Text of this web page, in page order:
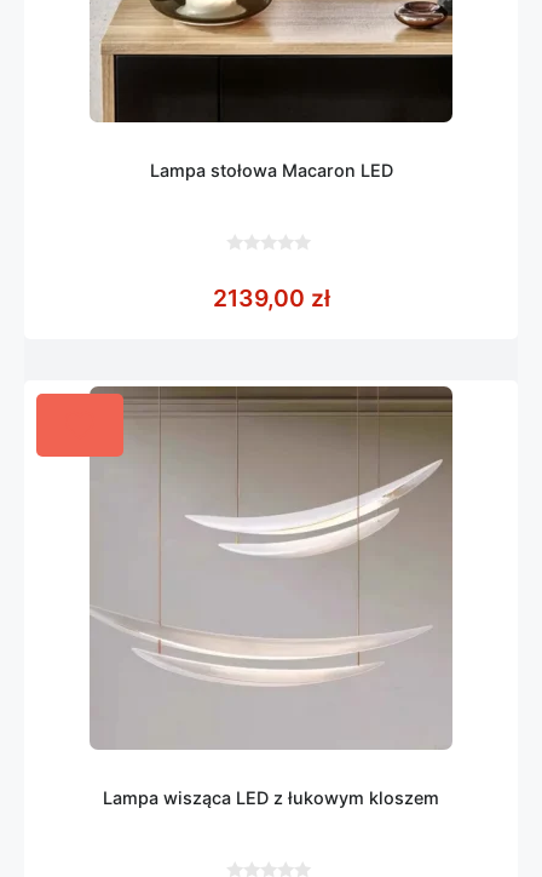
Lampa stołowa Macaron LED
5
2139,00 zł
Lampa wisząca LED z łukowym kloszem